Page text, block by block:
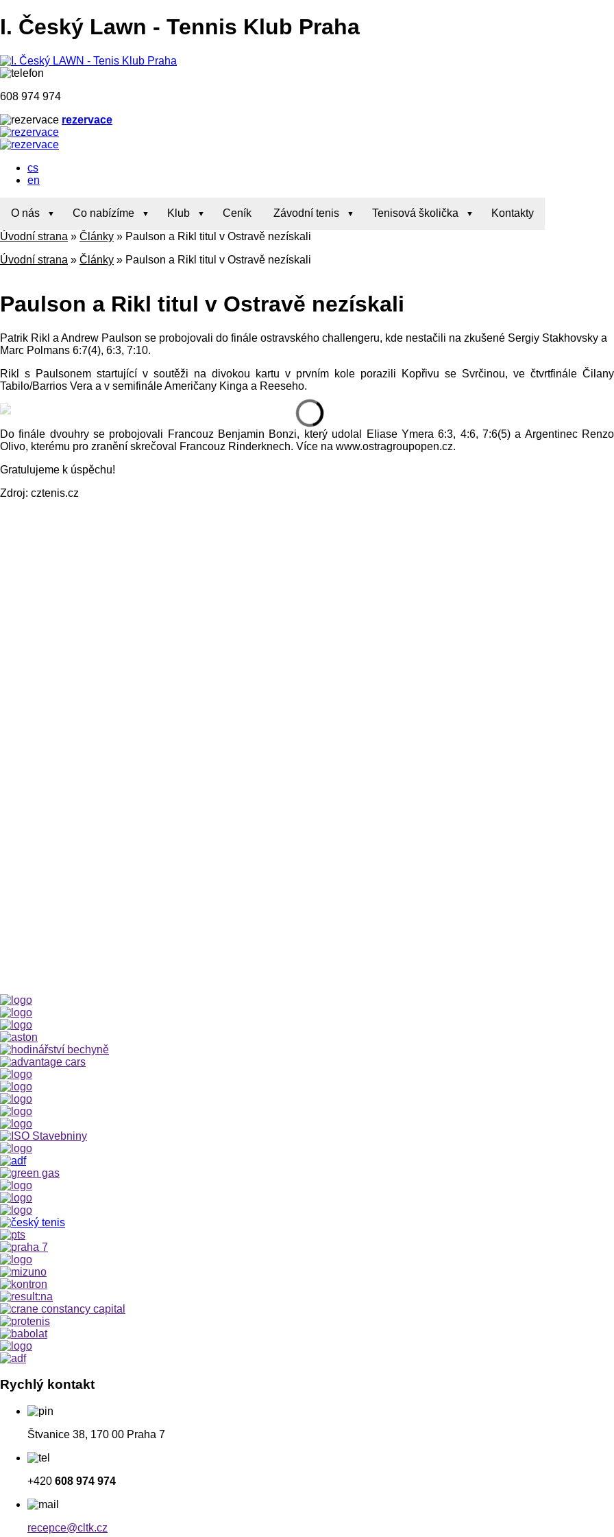
I. Český Lawn - Tennis Klub Praha
608 974 974
rezervace
cs
en
O nás Co nabízíme Klub Ceník Závodní tenis Tenisová školička
Kontakty
Úvodní strana » Články » Paulson a Rikl titul v Ostravě nezískali
Úvodní strana » Články » Paulson a Rikl titul v Ostravě nezískali
Paulson a Rikl titul v Ostravě nezískali
Patrik Rikl a Andrew Paulson se probojovali do finále ostravského challengeru, kde nestačili na zkušené Sergiy Stakhovsky a
Marc Polmans 6:7(4), 6:3, 7:10.
Rikl s Paulsonem startující v soutěži na divokou kartu v prvním kole porazili Kopřivu se Svrčinou, ve čtvrtfinále Čilany
Tabilo/Barrios Vera a v semifinále Američany Kinga a Reeseho.
Do finále dvouhry se probojovali Francouz Benjamin Bonzi, který udolal Eliase Ymera 6:3, 4:6, 7:6(5) a Argentinec Renzo
Olivo, kterému pro zranění skrečoval Francouz Rinderknech. Více na www.ostragroupopen.cz.
Gratulujeme k úspěchu!
Zdroj: cztenis.cz
Rychlý kontakt
Štvanice 38, 170 00 Praha 7
+420 608 974 974
recepce@cltk.cz